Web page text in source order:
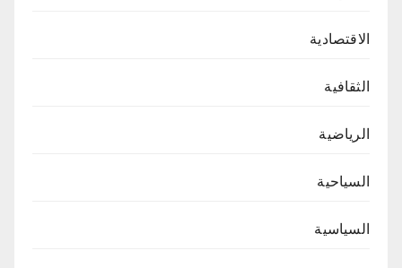
الاقتصادية
الثقافية
الرياضية
السياحية
السياسية